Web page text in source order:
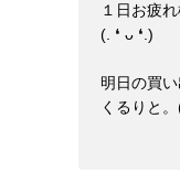
１日お疲
(⁠.⁠ ⁠❛⁠ ⁠ᴗ⁠ ⁠❛⁠.⁠)
明日の買
くるりと。